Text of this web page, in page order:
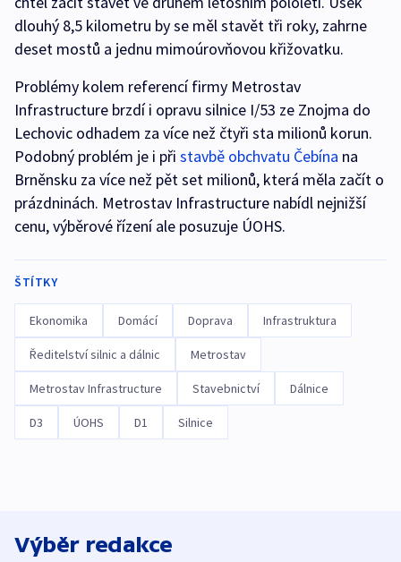
dlouhý 8,5 kilometru by se měl stavět tři roky, zahrne
deset mostů a jednu mimoúrovňovou křižovatku.
Problémy kolem referencí firmy Metrostav
Infrastructure brzdí i opravu silnice I/53 ze Znojma do
Lechovic odhadem za více než čtyři sta milionů korun.
Podobný problém je i při stavbě obchvatu Čebína na
Brněnsku za více než pět set milionů, která měla začít o
prázdninách. Metrostav Infrastructure nabídl nejnižší
cenu, výběrové řízení ale posuzuje ÚOHS.
ŠTÍTKY
Ekonomika Domácí Doprava Infrastruktura
Ředitelství silnic a dálnic Metrostav
Metrostav Infrastructure Stavebnictví Dálnice
D3 ÚOHS D1 Silnice
Výběr redakce